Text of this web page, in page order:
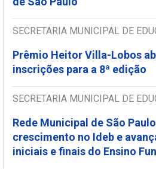
SECRETARIA MUNICIPAL DE
Prêmio Heitor Villa-Lobos
inscrições para a 8ª edição
SECRETARIA MUNICIPAL DE
Rede Municipal de São
crescimento no Ideb e
iniciais e finais do Ensino